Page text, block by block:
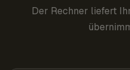
Der Rechner liefert